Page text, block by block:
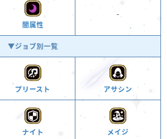
闇属性
-
▼ジョブ別一覧
プリースト アサシン
ナイト メイジ